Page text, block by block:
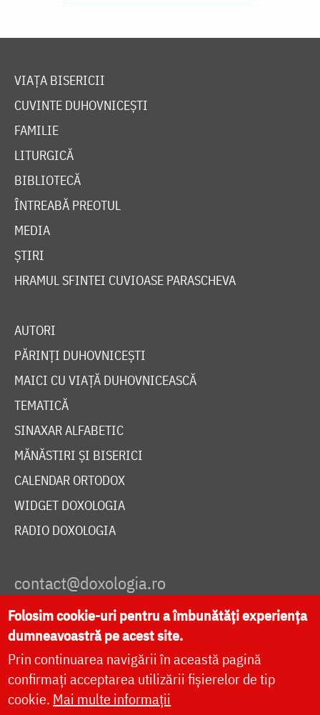
VIAȚA BISERICII
CUVINTE DUHOVNICEȘTI
FAMILIE
LITURGICĂ
BIBLIOTECĂ
ÎNTREABĂ PREOTUL
MEDIA
ȘTIRI
HRAMUL SFINTEI CUVIOASE PARASCHEVA
AUTORI
PĂRINȚI DUHOVNICEȘTI
MAICI CU VIAȚĂ DUHOVNICEASCĂ
TEMATICĂ
SINAXAR ALFABETIC
MĂNĂSTIRI ȘI BISERICI
CALENDAR ORTODOX
WIDGET DOXOLOGIA
RADIO DOXOLOGIA
DESPRE NOI
POLITICA DE COOKIES
DONEAZĂ ONLINE PENTRU CATEDRALA NAȚIONALĂ
Folosim cookie-uri pentru a îmbunătăți experiența
dumneavoastră pe acest site.
Prin continuarea navigării în această pagină
confirmați acceptarea utilizării fișierelor de tip
cookie. Mai multe informații